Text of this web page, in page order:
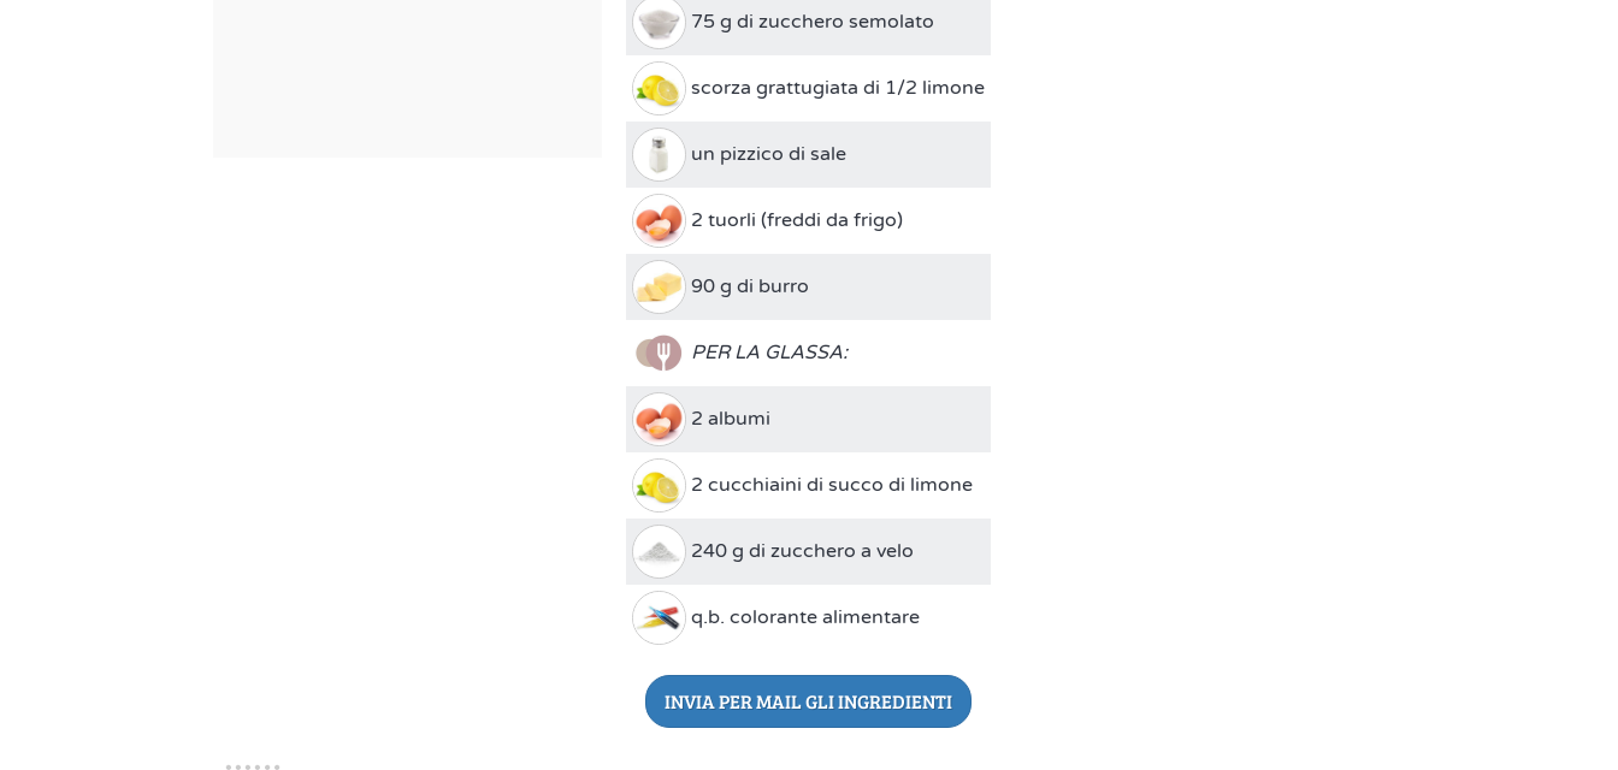
75 g di zucchero semolato
scorza grattugiata di 1/2 limone
un pizzico di sale
2 tuorli (freddi da frigo)
90 g di burro
PER LA GLASSA:
2 albumi
2 cucchiaini di succo di limone
240 g di zucchero a velo
q.b. colorante alimentare
INVIA PER MAIL GLI INGREDIENTI